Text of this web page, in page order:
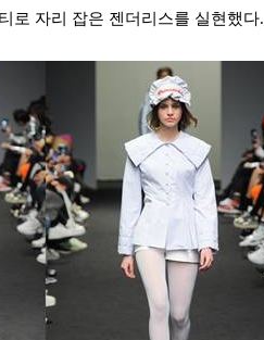
로 자리 잡은 젠더리스를 실현했다.